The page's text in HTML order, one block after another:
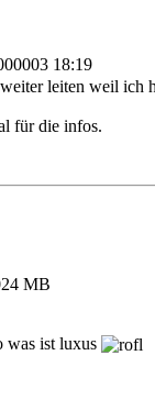
18:19
leiten weil ich
für die infos.
MB
was ist luxus